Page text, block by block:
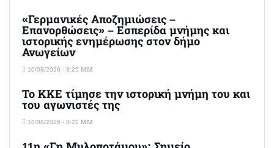
«Γερμανικές Αποζημιώσεις –
Επανορθώσεις» – Εσπερίδα μνήμης και
ιστορικής ενημέρωσης στον δήμο
Ανωγείων
10/08/2026 - 8:25 ΜΜ
Το ΚΚΕ τίμησε την ιστορική μνήμη του και
του αγωνιστές της
10/08/2026 - 8:22 ΜΜ